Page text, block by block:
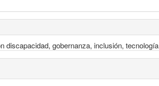
discapacidad, gobernanza, inclusión, tecnología